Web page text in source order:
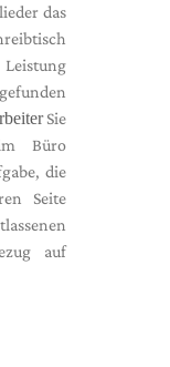
das
Sie
Büro
die
Seite
auf